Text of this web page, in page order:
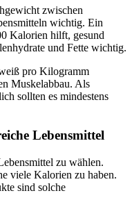
zwischen
wichtig. Ein
Kalorien hilft, gesund
und Fette wichtig.
pro Kilogramm
Muskelabbau. Als
sollten es mindestens
Lebensmittel
zu wählen.
viele Kalorien zu haben.
sind solche